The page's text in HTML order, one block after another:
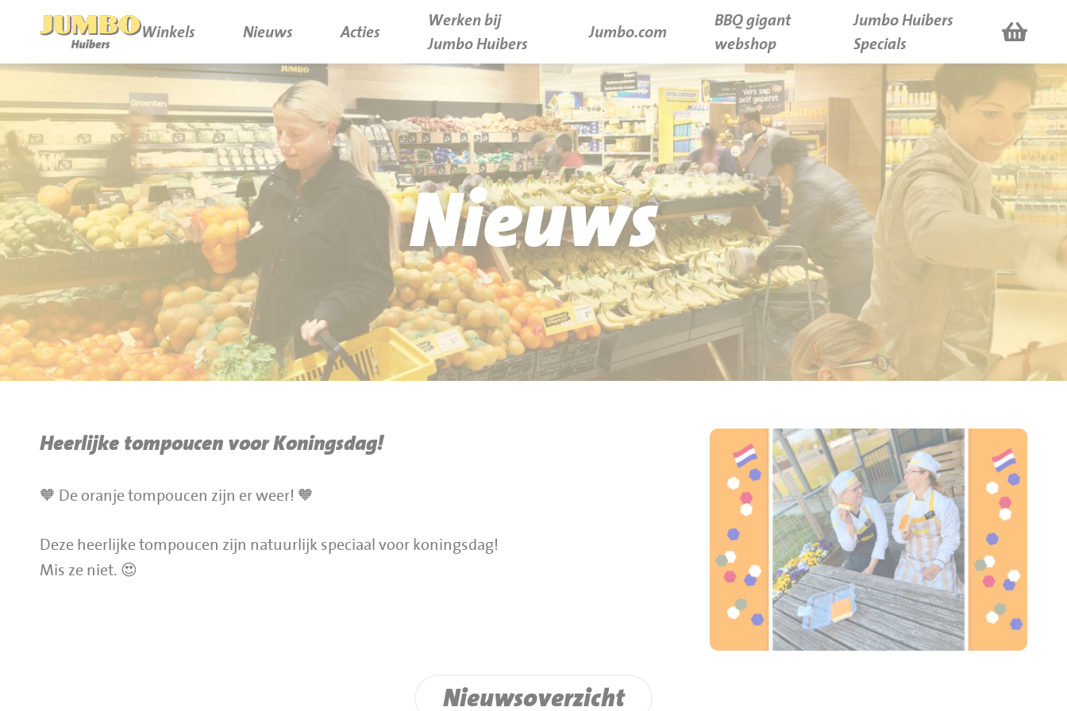
Winkels Nieuws Acties
Werken bij
Jumbo Huibers
Jumbo.com
BBQ gigant
webshop
Jumbo Huibers
Specials
P.W.A. Park
Bruïneplein
Petenbos
Nieuws
Acties
Werken bij Jumbo Huibers
Vacatures en Solliciteren
Werken en leren
Jumbo.com
BBQ gigant webshop
Nieuws
Heerlijke tompoucen voor Koningsdag!
🧡 De oranje tompoucen zijn er weer! 🧡
Deze heerlijke tompoucen zijn natuurlijk speciaal voor koningsdag!
Mis ze niet. 😍
Nieuwsoverzicht